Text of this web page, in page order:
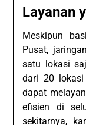
Layanan
Meskipun
Pusat,
satu lokasi
dari 20 lokasi
dapat
efisien di
sekitarnya,